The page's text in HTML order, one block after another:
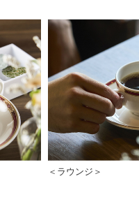
＜ラウンジ＞